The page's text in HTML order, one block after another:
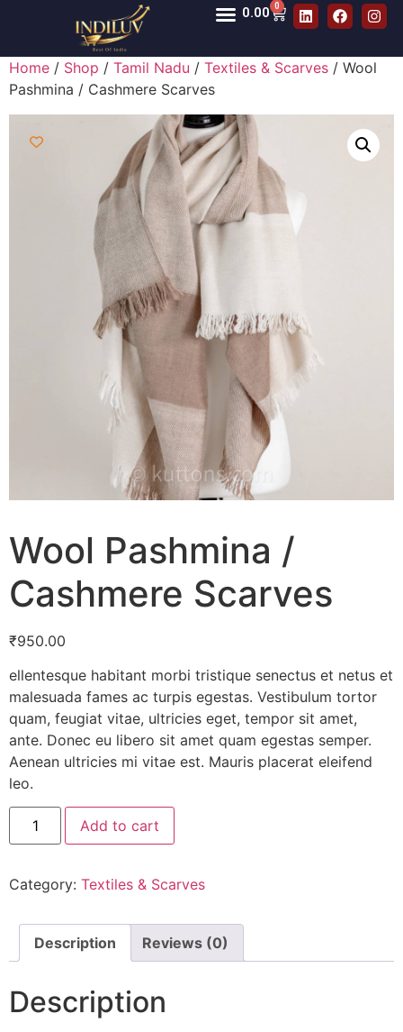
0.00 0
Home / Shop / Tamil Nadu / Textiles & Scarves / Wool
Pashmina / Cashmere Scarves
Wool Pashmina /
Cashmere Scarves
₹950.00
ellentesque habitant morbi tristique senectus et netus et
malesuada fames ac turpis egestas. Vestibulum tortor
quam, feugiat vitae, ultricies eget, tempor sit amet,
ante. Donec eu libero sit amet quam egestas semper.
Aenean ultricies mi vitae est. Mauris placerat eleifend
leo.
Add to cart
Category: Textiles & Scarves
Description Reviews (0)
Description